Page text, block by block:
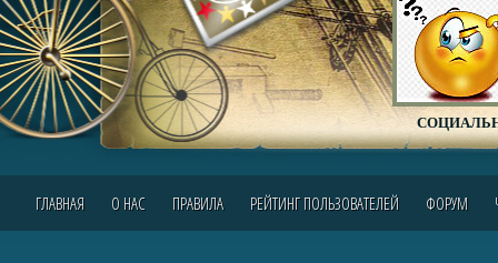
ГЛАВНАЯ О НАС ПРАВИЛА РЕЙТИНГ ПОЛЬЗОВАТЕЛЕЙ ФОРУМ